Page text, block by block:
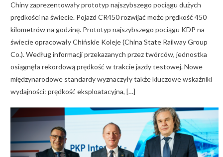
Chiny zaprezentowały prototyp najszybszego pociągu dużych
prędkości na świecie. Pojazd CR450 rozwijać może prędkość 450
kilometrów na godzinę. Prototyp najszybszego pociągu KDP na
świecie opracowały Chińskie Koleje (China State Railway Group
Co.). Według informacji przekazanych przez twórców, jednostka
osiągnęła rekordową prędkość w trakcie jazdy testowej. Nowe
międzynarodowe standardy wyznaczyły także kluczowe wskaźniki
wydajności: prędkość eksploatacyjna, […]